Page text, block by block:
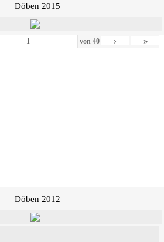
Döben 2015
von 40 › »
Döben 2012